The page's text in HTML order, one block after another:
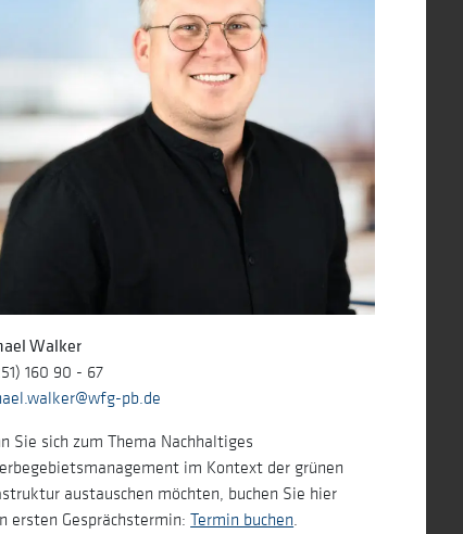
zurück!
Walker
160 90 - 67
pb.de
Sie sich zum Thema Nachhaltiges
im Kontext der grünen
austauschen möchten, buchen Sie hier
ersten Gesprächstermin:Termin buchen